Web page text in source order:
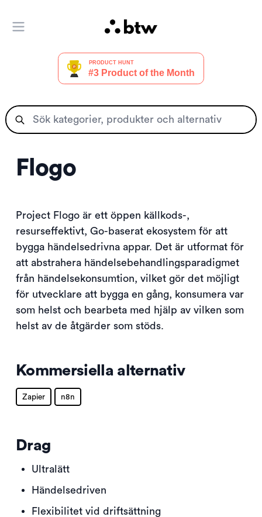
Öppna huvudmenyn
Flogo
Project Flogo är ett öppen källkods-,
resurseffektivt, Go-baserat ekosystem för att
bygga händelsedrivna appar. Det är utformat för
att abstrahera händelsebehandlingsparadigmet
från händelsekonsumtion, vilket gör det möjligt
för utvecklare att bygga en gång, konsumera var
som helst och bearbeta med hjälp av vilken som
helst av de åtgärder som stöds.
Kommersiella alternativ
Zapier n8n
Drag
Ultralätt
Händelsedriven
Flexibilitet vid driftsättning